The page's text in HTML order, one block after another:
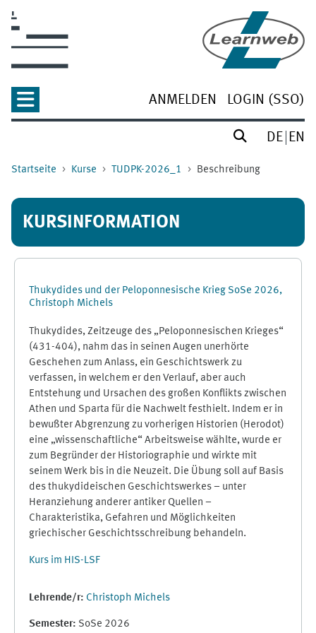
ANMELDEN LOGIN (SSO)
DE EN
Startseite Kurse TUDPK-2026_1 Beschreibung
KURSINFORMATION
Thukydides und der Peloponnesische Krieg SoSe 2026,
Christoph Michels
Thukydides, Zeitzeuge des „Peloponnesischen Krieges“
(431-404), nahm das in seinen Augen unerhörte
Geschehen zum Anlass, ein Geschichtswerk zu
verfassen, in welchem er den Verlauf, aber auch
Entstehung und Ursachen des großen Konflikts zwischen
Athen und Sparta für die Nachwelt festhielt. Indem er in
bewußter Abgrenzung zu vorherigen Historien (Herodot)
eine „wissenschaftliche“ Arbeitsweise wählte, wurde er
zum Begründer der Historiographie und wirkte mit
seinem Werk bis in die Neuzeit. Die Übung soll auf Basis
des thukydideischen Geschichtswerkes – unter
Heranziehung anderer antiker Quellen –
Charakteristika, Gefahren und Möglichkeiten
griechischer Geschichtsschreibung behandeln.
Kurs im HIS-LSF
Lehrende/r: Christoph Michels
Semester: SoSe 2026